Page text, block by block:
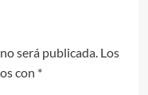
será publicada. Los
con *